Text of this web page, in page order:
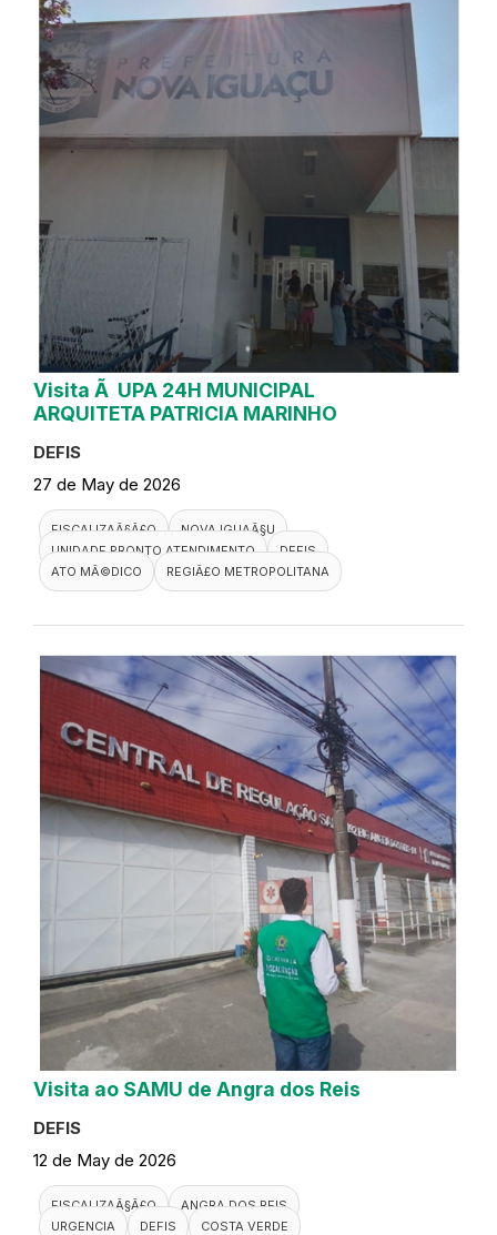
Visita Ã UPA 24H MUNICIPAL
ARQUITETA PATRICIA MARINHO
DEFIS
27 de May de 2026
FISCALIZAÃ§Ã£O
NOVA IGUAÃ§U
UNIDADE PRONTO ATENDIMENTO
DEFIS
ATO MÃ©DICO
REGIÃ£O METROPOLITANA
Visita ao SAMU de Angra dos Reis
DEFIS
12 de May de 2026
FISCALIZAÃ§Ã£O
ANGRA DOS REIS
URGENCIA
DEFIS COSTA VERDE